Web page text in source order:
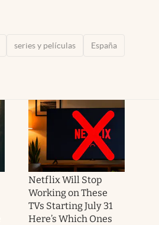
series y películas España
Netflix Will Stop
Working on These
TVs Starting July 31
Here’s Which Ones